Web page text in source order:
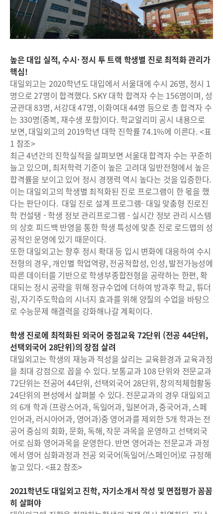
높은 대입 실적, 수시· 정시 투 트랙 학생별 진로 최적화 관리가
핵심!
대일외고는 2020학년도 대입에서 서울대에 수시 26명, 정시 1
명으로 27명이 합격했다. SKY 대학 합격자 수는 156명이며, 성
균관대 83명, 서강대 47명, 이화여대 44명 등으로 총 합격자 수
는 330명(중복, 재수생 포함)이다. 학교알리미 공시 내용으로
보면, 대일외고의 2019학년 대학 진학률 74.1%에 이른다. <표
1 참조>
최근 4년간의 진학실적을 살펴보면 서울대 합격자 수는 꾸준히
늘고 있으며, 최저학력 기준이 높은 고려대 일반전형에서 높은
합격률을 보이고 있어 정시 경쟁력 역시 높다는 것을 입증한다.
이는 대일외고의 학생별 최적화된 진로 프로그램이 한 몫을 했
다는 판단이다. 대일 진로 설계 프로그램- 대일 맞춤형 진로진
학 컨설탱 - 학생 정보 관리프로그램 - 실시간 정보 관리 시스템
의 상호 피드백 반영을 통한 학생 특성에 맞춘 진로 로드맵의 성
공적인 운영에 있기 때문이다.
또한 대일외고는 향후 정시 확대 등 입시 변화에 대응하여 수시
전형의 경우, 개인별 학업역량, 전공적합성, 인성, 발전가능성에
따른 데이터를 기반으로 학생부종합전형을 공략하는 한편, 확
대되는 정시 공략을 위해 정규수업에 더하여 방과후 학교, 튜더
링, 자기주도학습의 시너지 효과를 위해 양질의 수업을 바탕으
로 수능문제 해결력을 강화해나갈 계획이다.
학생 진로에 최적화된 외국어 중점교육 72단위 (전공 44단위,
선택외국어 28단위)의 장점 살려
대일외고는 학생의 재능과 적성을 살리는 교육환경과 교육과정
을 최대 강점으로 꼽을 수 있다. 보통교과 108 단위와 전문교과
72단위는 전공어 44단위, 선택외국어 28단위, 창의적체험활동
24단위의 편성에서 살펴볼 수 있다. 전문교과의 경우 대일외고
의 6개 학과 (프랑스어과, 독일어과, 일본어과, 중국어과, 스페
인어과, 러시아어과, 영어과)중 영어과를 제외한 5개 학과는 전
공어 중심의 회화, 문화, 독해, 작문 과목을 운영하고 선택외국
어로 심화 영어과목을 운영한다. 반면 영어과는 전문교과 과정
에서 영어 심화과정과 전공 외국어(독일어/스페인어)로 규정해
놓고 있다. <표2 참조>
2021학년도 대일외고 진학, 자기소개서 작성 및 면접평가 꼼꼼
히 살펴야